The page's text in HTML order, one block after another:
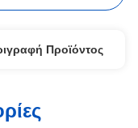
Προϊόντος